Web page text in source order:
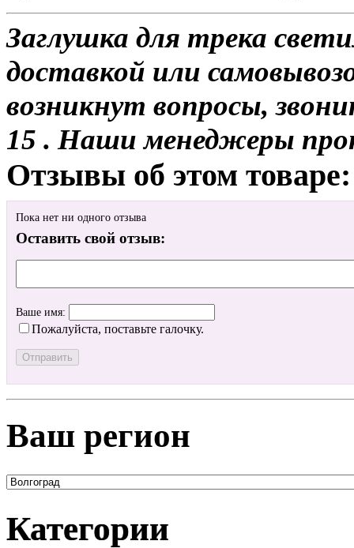
Заглушка для трека
доставкой или
возникнут вопросы,
15 . Наши менеджеры
Отзывы об этом товаре:
Пока нет ни одного отзыва
Оставить свой отзыв:
Ваше имя:
Пожалуйста, поставьте галочку.
Ваш регион
Категории